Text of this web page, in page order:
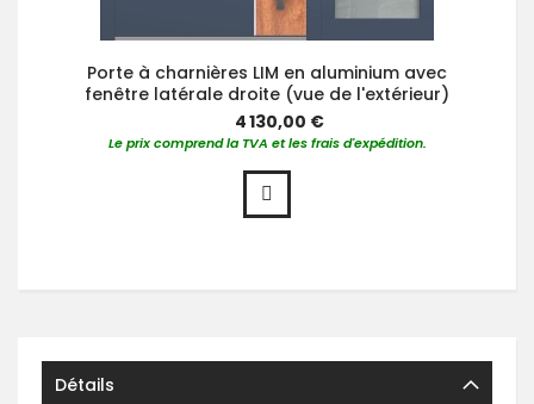
Porte à charnières LIM en aluminium avec
fenêtre latérale droite (vue de l'extérieur)
4 130,00 €
Le prix comprend la TVA et les frais d'expédition.
Détails